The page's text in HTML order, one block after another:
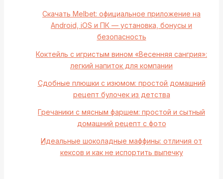
Скачать Melbet: официальное приложение на
Android, iOS и ПК — установка, бонусы и
безопасность
Коктейль с игристым вином «Весенняя сангрия»:
легкий напиток для компании
Сдобные плюшки с изюмом: простой домашний
рецепт булочек из детства
Гречаники с мясным фаршем: простой и сытный
домашний рецепт с фото
Идеальные шоколадные маффины: отличия от
кексов и как не испортить выпечку